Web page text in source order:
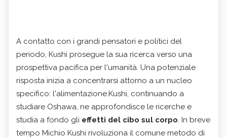
A contatto con i grandi pensatori e politici del
periodo, Kushi prosegue la sua ricerca verso una
prospettiva pacifica per l'umanità. Una potenziale
risposta inizia a concentrarsi attorno a un nucleo
specifico: l'alimentazione.Kushi, continuando a
studiare Oshawa, ne approfondisce le ricerche e
studia a fondo gli effetti del cibo sul corpo. In breve
tempo Michio Kushi rivoluziona il comune metodo di